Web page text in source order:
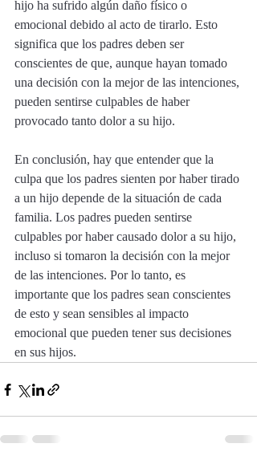
hijo ha sufrido algún daño físico o
emocional debido al acto de tirarlo. Esto
significa que los padres deben ser
conscientes de que, aunque hayan tomado
una decisión con la mejor de las intenciones,
pueden sentirse culpables de haber
provocado tanto dolor a su hijo.
En conclusión, hay que entender que la
culpa que los padres sienten por haber tirado
a un hijo depende de la situación de cada
familia. Los padres pueden sentirse
culpables por haber causado dolor a su hijo,
incluso si tomaron la decisión con la mejor
de las intenciones. Por lo tanto, es
importante que los padres sean conscientes
de esto y sean sensibles al impacto
emocional que pueden tener sus decisiones
en sus hijos.